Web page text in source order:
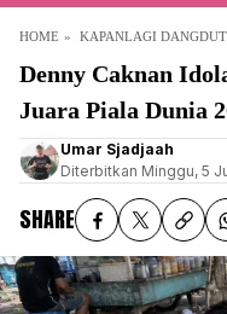
HOME KAPANLAGI DANGDUT
Denny Caknan
Juara Piala Dunia
Umar Sjadjaah
Diterbitkan Minggu, 5
SHARE